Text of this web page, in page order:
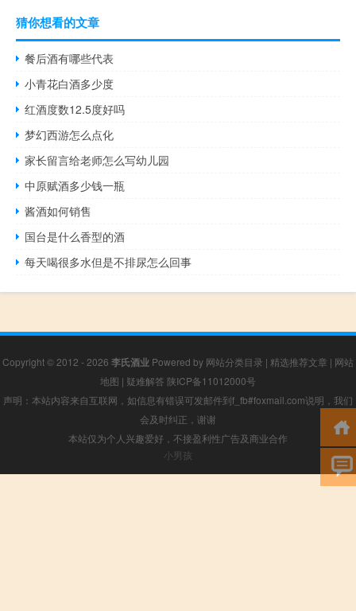
猜你想看的文章
餐后酒有哪些代表
小青花白酒多少度
红酒度数12.5度好吗
梦幻西游怎么点化
家长留言给老师怎么写幼儿园
中原赋酒多少钱一瓶
酱酒如何销售
国台是什么香型的酒
每天喝很多水但是不排尿怎么回事
Copyright © 2012 - 2026 李氏酒业 Powered by 网站分类目录 | 精选推荐文章 | 网站
地图 | 疑难解答 陕ICP备11012000号
声明：本站内容来自互联网，如信息有错误可发邮件到f_fb#foxmail.com说明，我们
会及时纠正，谢谢
本站仅为个人兴趣爱好，不接盈利性广告及商业合作
小男孩